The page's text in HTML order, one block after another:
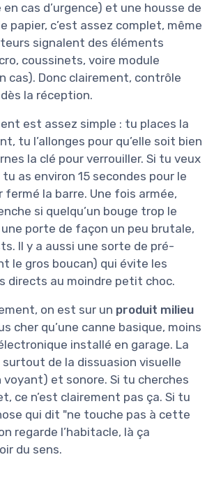
cas d’urgence) et une housse de
papier, c’est assez complet, même
signalent des éléments
coussinets, voire module
cas). Donc clairement, contrôle
la réception.
est assez simple : tu places la
tu l’allonges pour qu’elle soit bien
la clé pour verrouiller. Si tu veux
tu as environ 15 secondes pour le
fermé la barre. Une fois armée,
si quelqu’un bouge trop le
porte de façon un peu brutale,
Il y a aussi une sorte de pré-
le gros boucan) qui évite les
directs au moindre petit choc.
on est sur un produit milieu
cher qu’une canne basique, moins
installé en garage. La
surtout de la dissuasion visuelle
voyant) et sonore. Si tu cherches
ce n’est clairement pas ça. Si tu
qui dit "ne touche pas à cette
regarde l’habitacle, là ça
du sens.